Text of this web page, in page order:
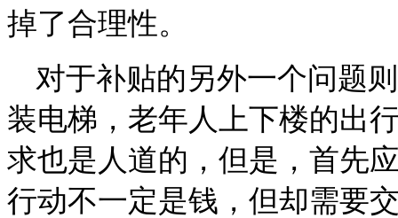
掉了合理性。
对于补贴的另外一个问题
装电梯，老年人上下楼的出
求也是人道的，但是，首先
行动不一定是钱，但却需要